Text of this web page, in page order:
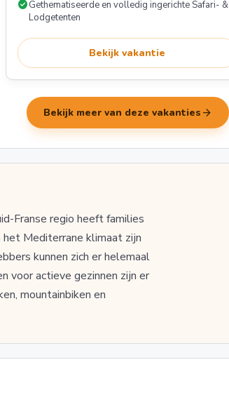
check_circleGethematiseerde en volledig ingerichte Safari- &
Lodgetenten
Bekijk vakantie
Bekijk meer van deze vakanties arrow_forward
Franse regio heeft families
Mediterrane klimaat zijn
kunnen zich er helemaal
voor actieve gezinnen zijn er
mountainbiken en